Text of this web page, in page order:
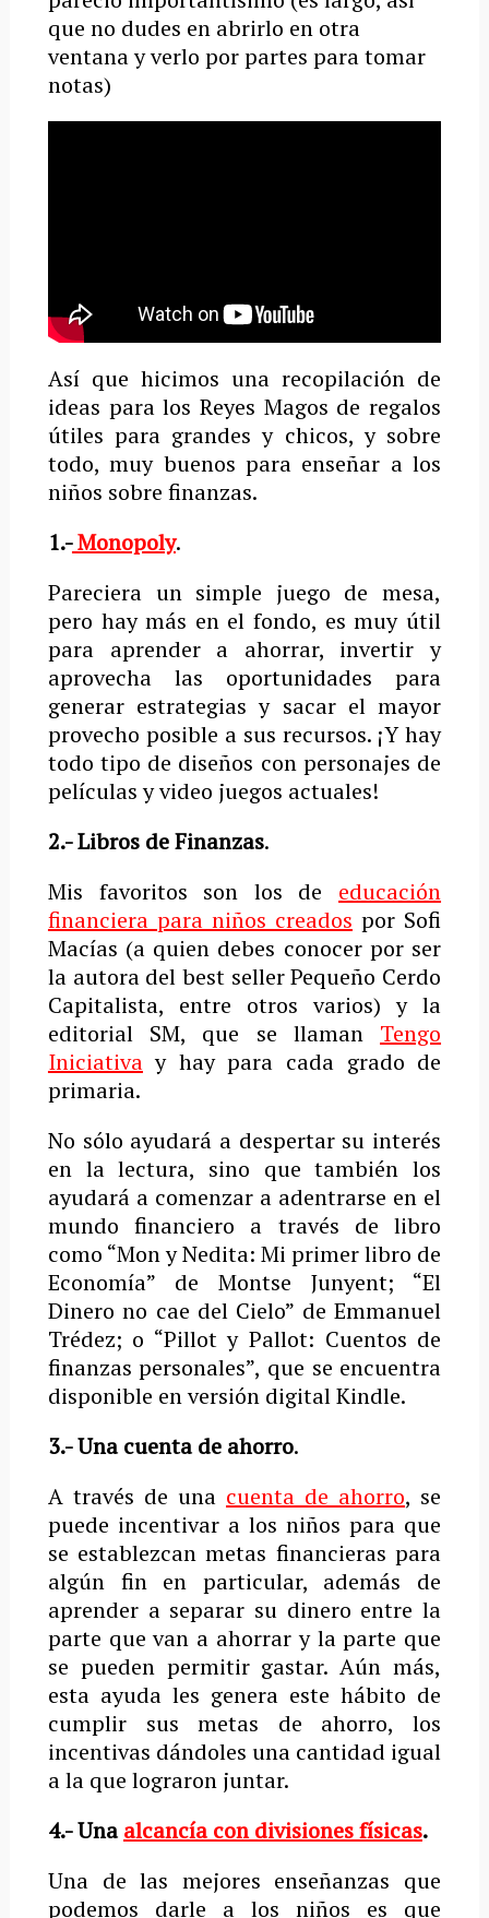
que no dudes en abrirlo en otra
ventana y verlo por partes para tomar
notas)
Así que hicimos una recopilación de
ideas para los Reyes Magos de regalos
útiles para grandes y chicos, y sobre
todo, muy buenos para enseñar a los
niños sobre finanzas.
1.-Monopoly.
Pareciera un simple juego de mesa,
pero hay más en el fondo, es muy útil
para aprender a ahorrar, invertir y
aprovecha las oportunidades para
generar estrategias y sacar el mayor
provecho posible a sus recursos. ¡Y hay
todo tipo de diseños con personajes de
películas y video juegos actuales!
2.- Libros de Finanzas.
Mis favoritos son los de educación
financiera para niños creados por Sofi
Macías (a quien debes conocer por ser
la autora del best seller Pequeño Cerdo
Capitalista, entre otros varios) y la
editorial SM, que se llaman Tengo
Iniciativay hay para cada grado de
primaria.
No sólo ayudará a despertar su interés
en la lectura, sino que también los
ayudará a comenzar a adentrarse en el
mundo financiero a través de libro
como “Mon y Nedita: Mi primer libro de
Economía” de Montse Junyent; “El
Dinero no cae del Cielo” de Emmanuel
Trédez; o “Pillot y Pallot: Cuentos de
finanzas personales”, que se encuentra
disponible en versión digital Kindle.
3.- Una cuenta de ahorro.
A través de una cuenta de ahorro, se
puede incentivar a los niños para que
se establezcan metas financieras para
algún fin en particular, además de
aprender a separar su dinero entre la
parte que van a ahorrar y la parte que
se pueden permitir gastar. Aún más,
esta ayuda les genera este hábito de
cumplir sus metas de ahorro, los
incentivas dándoles una cantidad igual
a la que lograron juntar.
4.- Una alcancía con divisiones físicas.
Una de las mejores enseñanzas que
podemos darle a los niños es que